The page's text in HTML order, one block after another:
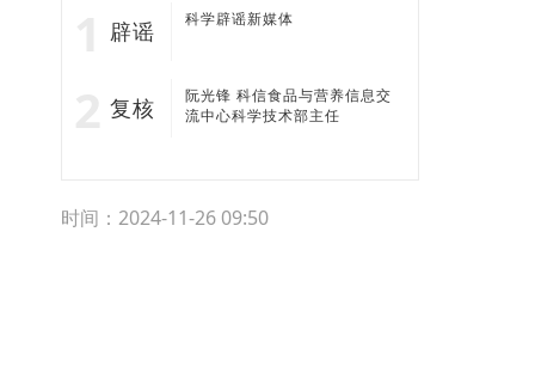
辟谣 科学辟谣新媒体
复核
阮光锋 科信食品与营养信息交
流中心科学技术部主任
时间：2024-11-26 09:50